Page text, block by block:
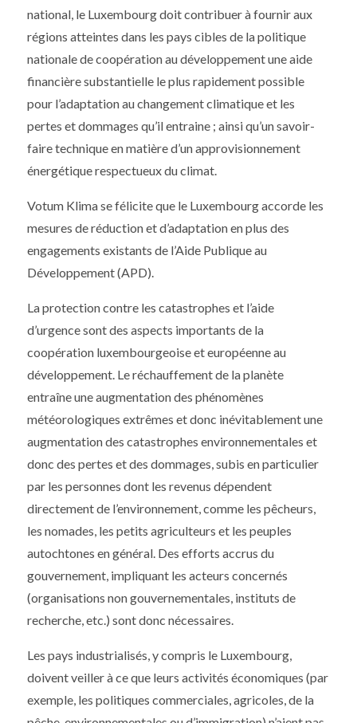
national, le Luxembourg doit contribuer à fournir aux
régions atteintes dans les pays cibles de la politique
nationale de coopération au développement une aide
financière substantielle le plus rapidement possible
pour l’adaptation au changement climatique et les
pertes et dommages qu’il entraine ; ainsi qu’un savoir-
faire technique en matière d’un approvisionnement
énergétique respectueux du climat.
Votum Klima se félicite que le Luxembourg accorde les
mesures de réduction et d’adaptation en plus des
engagements existants de l’Aide Publique au
Développement (APD).
La protection contre les catastrophes et l’aide
d’urgence sont des aspects importants de la
coopération luxembourgeoise et européenne au
développement. Le réchauffement de la planète
entraîne une augmentation des phénomènes
météorologiques extrêmes et donc inévitablement une
augmentation des catastrophes environnementales et
donc des pertes et des dommages, subis en particulier
par les personnes dont les revenus dépendent
directement de l’environnement, comme les pêcheurs,
les nomades, les petits agriculteurs et les peuples
autochtones en général. Des efforts accrus du
gouvernement, impliquant les acteurs concernés
(organisations non gouvernementales, instituts de
recherche, etc.) sont donc nécessaires.
Les pays industrialisés, y compris le Luxembourg,
doivent veiller à ce que leurs activités économiques (par
exemple, les politiques commerciales, agricoles, de la